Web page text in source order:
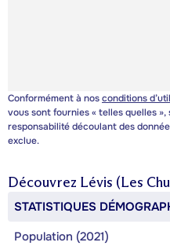
Conformément à nosconditions
vous sont fournies « telles quelles
responsabilité découlant des
exclue.
Découvrez Lévis (Les
STATISTIQUES
Population (2021)